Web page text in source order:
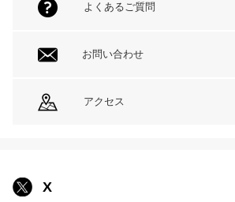
よくあるご質問
お問い合わせ
アクセス
X